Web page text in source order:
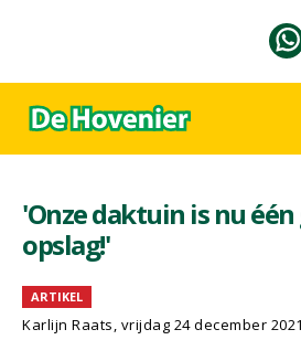
'Onze daktuin is nu één
opslag!'
ARTIKEL
Karlijn Raats, vrijdag 24 december 2021